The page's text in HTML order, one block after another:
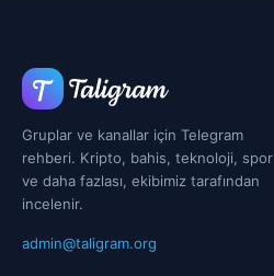
Gruplar ve kanallar için Telegram
rehberi. Kripto, bahis, teknoloji, spor
ve daha fazlası, ekibimiz tarafından
incelenir.
admin@taligram.org